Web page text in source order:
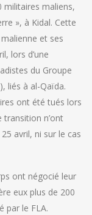
militaires maliens,
», à Kidal. Cette
et ses
lors d’une
du Groupe
liés à al-Qaïda.
ont été tués lors
n’ont
avril, ni sur le cas
ont négocié leur
eux plus de 200
par le FLA.